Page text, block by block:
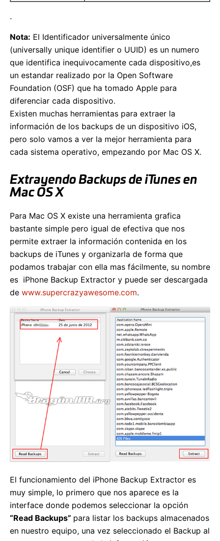
.
Nota: El Identificador universalmente único
(universally unique identifier o UUID) es un numero
que identifica inequivocamente cada dispositivo,es
un estandar realizado por la Open Software
Foundation (OSF) que ha tomado Apple para
diferenciar cada dispositivo.
Existen muchas herramientas para extraer la
información de los backups de un dispositivo iOS,
pero solo vamos a ver la mejor herramienta para
cada sistema operativo, empezando por Mac OS X.
Extrayendo Backups de iTunes en
Mac OS X
Para Mac OS X existe una herramienta grafica
bastante simple pero igual de efectiva que nos
permite extraer la información contenida en los
backups de iTunes y organizarla de forma que
podamos trabajar con ella mas fácilmente, su nombre
es iPhone Backup Extractor y puede ser descargada
de www.supercrazyawesome.com.
El funcionamiento del iPhone Backup Extractor es
muy simple, lo primero que nos aparece es la
interface donde podemos seleccionar la opción
“Read Backups” para listar los backups almacenados
en nuestro equipo, una vez seleccionado el Backup al